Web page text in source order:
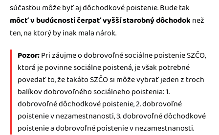
súčasťou môže byť aj dôchodkové poistenie. Bude tak
môcť v budúcnosti čerpať vyšší starobný dôchodok než
ten, na ktorý by inak mala nárok.
Pozor:Pri záujme o dobrovoľné sociálne poistenie SZČO,
ktorá je povinne sociálne poistená, je však potrebné
povedať to, že takáto SZČO si môže vybrať jeden z troch
balíkov dobrovoľného sociálneho poistenia: 1.
dobrovoľné dôchodkové poistenie, 2. dobrovoľné
poistenie v nezamestnanosti, 3. dobrovoľné dôchodkové
poistenie a dobrovoľné poistenie v nezamestnanosti.